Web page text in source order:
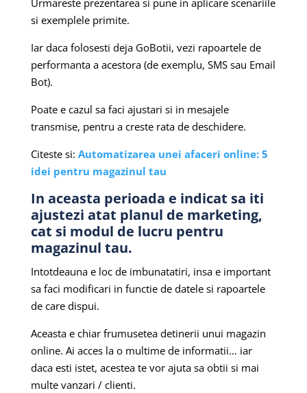
Urmareste prezentarea si pune in aplicare scenariile
si exemplele primite.
Iar daca folosesti deja GoBotii, vezi rapoartele de
performanta a acestora (de exemplu, SMS sau Email
Bot).
Poate e cazul sa faci ajustari si in mesajele
transmise, pentru a creste rata de deschidere.
Citeste si: Automatizarea unei afaceri online: 5
idei pentru magazinul tau
In aceasta perioada e indicat sa iti
ajustezi atat planul de marketing,
cat si modul de lucru pentru
magazinul tau.
Intotdeauna e loc de imbunatatiri, insa e important
sa faci modificari in functie de datele si rapoartele
de care dispui.
Aceasta e chiar frumusetea detinerii unui magazin
online. Ai acces la o multime de informatii… iar
daca esti istet, acestea te vor ajuta sa obtii si mai
multe vanzari / clienti.